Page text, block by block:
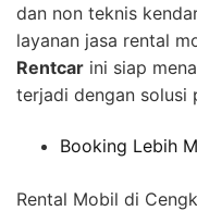
dan non teknis
layanan jasa rental
Rentcar ini siap
terjadi dengan solusi
Booking Lebih
Rental Mobil di